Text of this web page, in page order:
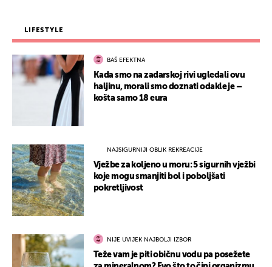
LIFESTYLE
BAŠ EFEKTNA
Kada smo na zadarskoj rivi ugledali ovu
haljinu, morali smo doznati odakle je –
košta samo 18 eura
NAJSIGURNIJI OBLIK REKREACIJE
Vježbe za koljeno u moru: 5 sigurnih vježbi
koje mogu smanjiti bol i poboljšati
pokretljivost
NIJE UVIJEK NAJBOLJI IZBOR
Teže vam je piti običnu vodu pa posežete